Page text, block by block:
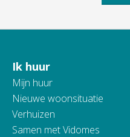
Contactinformatie
Ik huur
Mijn huur
Nieuwe woonsituatie
Verhuizen
Samen met Vidomes